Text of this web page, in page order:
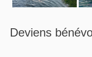
Deviens